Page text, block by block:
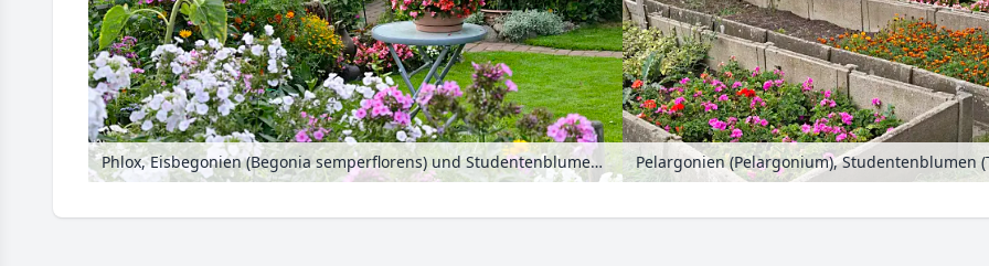
Phlox, Eisbegonien (Begonia semperflorens) und Studentenblumen (Tagetes)